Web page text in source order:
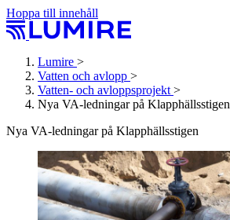
Hoppa till innehåll
Lumire >
Vatten och avlopp >
Vatten- och avlopps­projekt >
Nya VA-ledningar på Klapphällsstigen
Nya VA-ledningar på Klapphällsstigen